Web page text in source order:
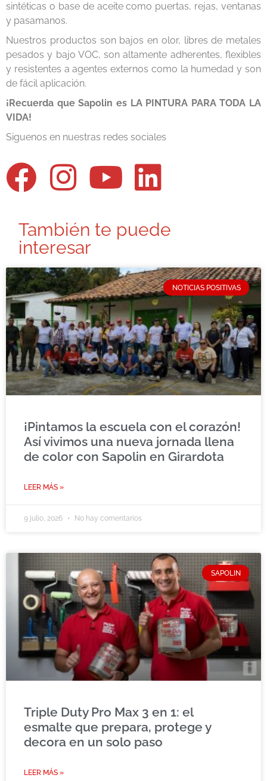
sintéticas o base de aceite como puertas, rejas, ventanas
y pasamanos.
Nuestros productos son bajos en olor, libres de metales
pesados y bajo VOC, son altamente adherentes, flexibles
y resistentes a agentes externos como la humedad y son
de fácil aplicación.
¡Recuerda que Sapolin es LA PINTURA PARA TODA LA
VIDA!
Siguenos en nuestras redes sociales
También te puede
interesar
NOTICIAS POSITIVAS
¡Pintamos la escuela con el corazón!
Así vivimos una nueva jornada llena
de color con Sapolin en Girardota
LEER MÁS »
9 julio, 2026 No hay comentarios
SAPOLIN
Triple Duty Pro Max 3 en 1: el
esmalte que prepara, protege y
decora en un solo paso
LEER MÁS »